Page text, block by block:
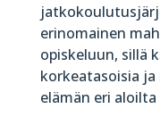
erinomainen
opiskeluun, sillä
korkeatasoisia
elämän eri